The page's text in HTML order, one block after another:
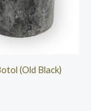
(Old Black)